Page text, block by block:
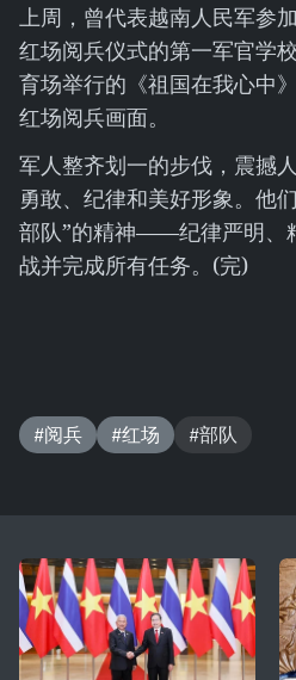
上周，曾代表越南人民军参
红场阅兵仪式的第一军官学
育场举行的《祖国在我心中
红场阅兵画面。
军人整齐划一的步伐，震撼
勇敢、纪律和美好形象。他
部队”的精神——纪律严明、
战并完成所有任务。(完)
#阅兵 #红场 #部队